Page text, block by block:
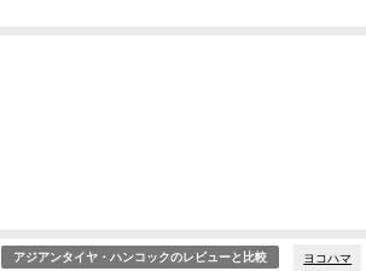
アジアンタイヤ・ハンコックのレビューと比較 ヨコハマ